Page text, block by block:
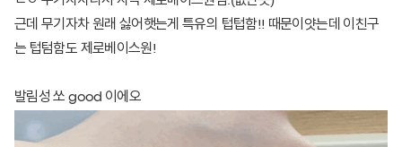
근데 무기자차 원래 싫어햇는게 특유의 텁텁함!! 때문이얏는데 이친구
는 텁텀함도 제로베이스원!
발림성 쏘 good 이에오